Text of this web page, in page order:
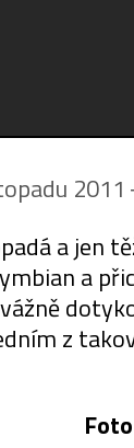
a jen
a
z